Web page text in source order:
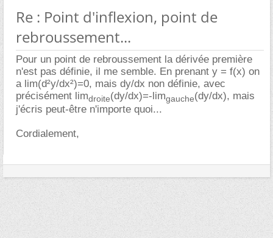
Re : Point d'inflexion, point de
rebroussement...
Pour un point de rebroussement la dérivée première
n'est pas définie, il me semble. En prenant y = f(x) on
a lim(d²y/dx²)=0, mais dy/dx non définie, avec
précisément limdroite(dy/dx)=-limgauche(dy/dx), mais
j'écris peut-être n'importe quoi...
Cordialement,